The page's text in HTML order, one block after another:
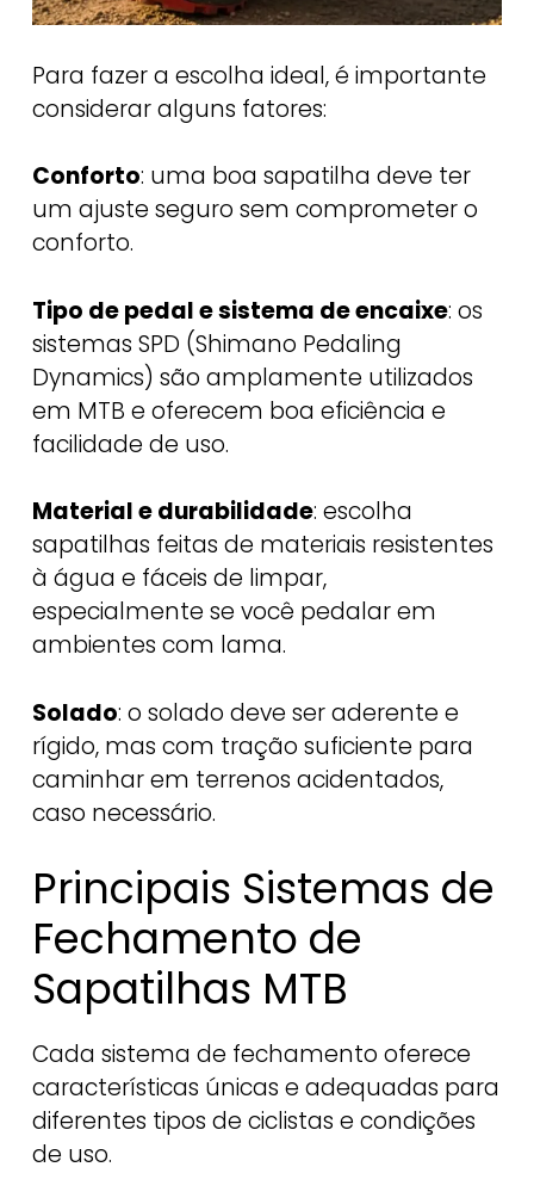
Para fazer a escolha ideal, é importante
considerar alguns fatores:
Conforto: uma boa sapatilha deve ter
um ajuste seguro sem comprometer o
conforto.
Tipo de pedal e sistema de encaixe: os
sistemas SPD (Shimano Pedaling
Dynamics) são amplamente utilizados
em MTB e oferecem boa eficiência e
facilidade de uso.
Material e durabilidade: escolha
sapatilhas feitas de materiais resistentes
à água e fáceis de limpar,
especialmente se você pedalar em
ambientes com lama.
Solado: o solado deve ser aderente e
rígido, mas com tração suficiente para
caminhar em terrenos acidentados,
caso necessário.
Principais Sistemas de
Fechamento de
Sapatilhas MTB
Cada sistema de fechamento oferece
características únicas e adequadas para
diferentes tipos de ciclistas e condições
de uso.